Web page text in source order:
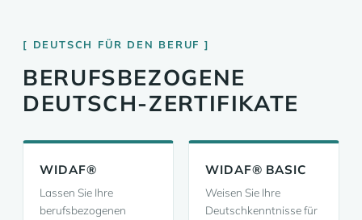
DEUTSCH FÜR DEN BERUF
BERUFSBEZOGENE
DEUTSCH-ZERTIFIKATE
WIDAF®
Lassen Sie Ihre
berufsbezogenen
WIDAF® BASIC
Weisen Sie Ihre
Deutschkenntnisse für